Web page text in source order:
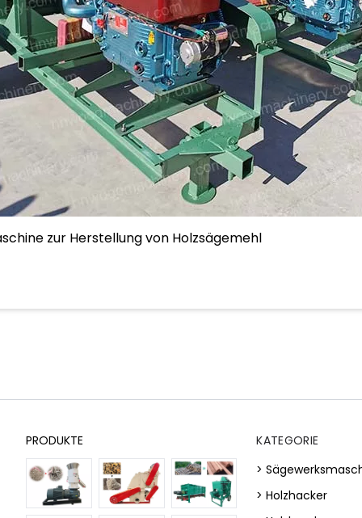
zur Herstellung von Holzsägemehl
PRODUKTE
KATEGORIE
>
> Holzhacker